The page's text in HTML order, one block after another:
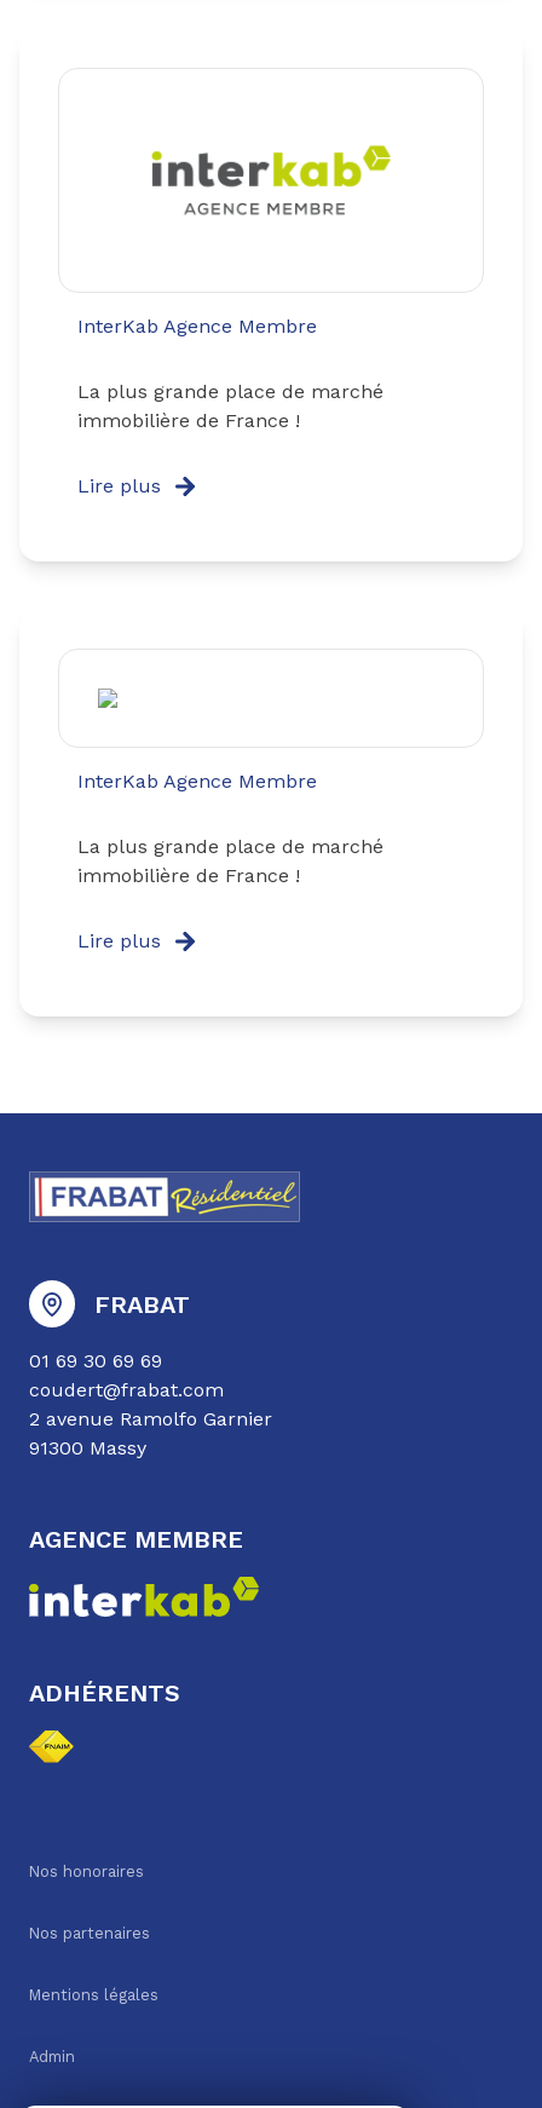
InterKab Agence Membre
La plus grande place de marché
immobilière de France !
Lire plus
InterKab Agence Membre
La plus grande place de marché
immobilière de France !
Lire plus
FRABAT
01 69 30 69 69
coudert@frabat.com
2 avenue Ramolfo Garnier
91300 Massy
AGENCE MEMBRE
ADHÉRENTS
Nos honoraires
Nos partenaires
Mentions légales
Admin